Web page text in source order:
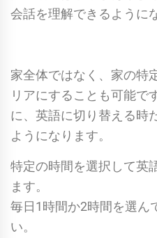
会話を理解できるように
家全体ではなく、家の特
リアにすることも可能で
に、英語に切り替える時
ようになります。
特定の時間を選択して英
ます。
毎日1時間か2時間を選ん
い。